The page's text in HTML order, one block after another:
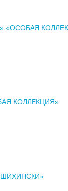
«ОСОБАЯ
КОЛЛЕКЦИЯ»